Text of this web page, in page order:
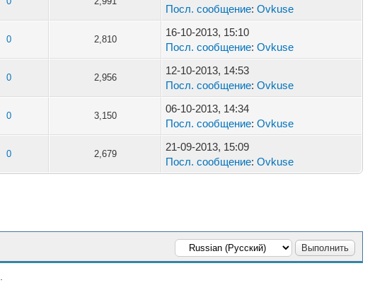
Посл. сообщение: Ovkuse
0 2,810
16-10-2013, 15:10
Посл. сообщение: Ovkuse
0 2,956
12-10-2013, 14:53
Посл. сообщение: Ovkuse
0 3,150
06-10-2013, 14:34
Посл. сообщение: Ovkuse
0 2,679
21-09-2013, 15:09
Посл. сообщение: Ovkuse